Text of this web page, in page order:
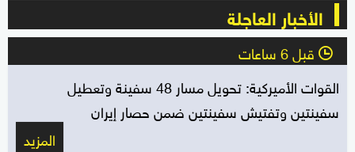
الأخبار العاجلة
l قبل 6 ساعات
القوات الأميركية: تحويل مسار 48 سفينة وتعطيل
سفينتين وتفتيش سفينتين ضمن حصار إيران
المزيد